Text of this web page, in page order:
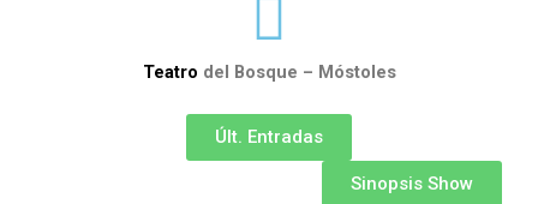
Teatro del Bosque – Móstoles
Últ. Entradas
Sinopsis Show